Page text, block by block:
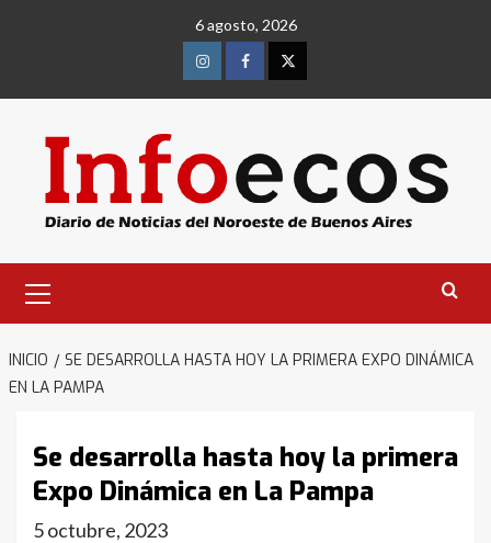
6 agosto, 2026
InstagramFacebookTwitter
primario
INICIO
SE DESARROLLA HASTA HOY LA PRIMERA EXPO DINÁMICA
EN LA PAMPA
Se desarrolla hasta hoy la primera
Expo Dinámica en La Pampa
5 octubre, 2023